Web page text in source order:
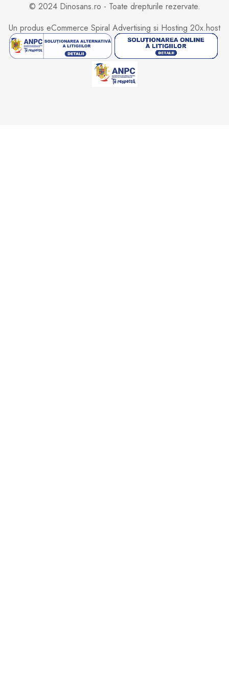
© 2024 Dinosans.ro - Toate drepturile rezervate.
Un produs eCommerce Spiral Advertising si Hosting 20x.host